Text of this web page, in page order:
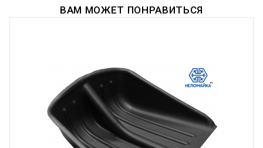
ВАМ МОЖЕТ ПОНРАВИТЬСЯ